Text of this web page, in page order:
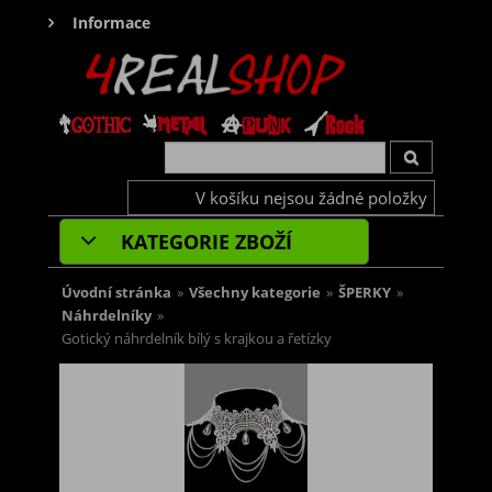
Informace
V košíku nejsou žádné položky
KATEGORIE ZBOŽÍ
Úvodní stránka » Všechny kategorie » ŠPERKY »
Náhrdelníky »
Gotický náhrdelník bílý s krajkou a řetízky